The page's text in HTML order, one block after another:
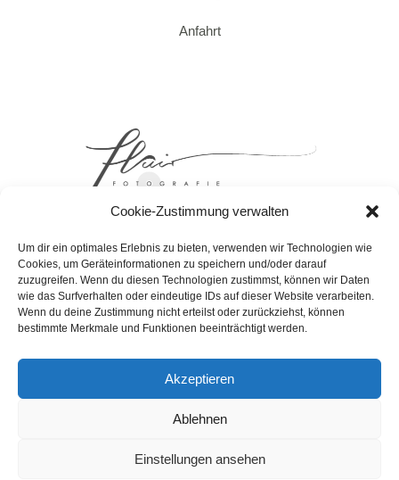
Cookie-Zustimmung verwalten
Um dir ein optimales Erlebnis zu bieten, verwenden wir Technologien wie
Cookies, um Geräteinformationen zu speichern und/oder darauf
zuzugreifen. Wenn du diesen Technologien zustimmst, können wir Daten
wie das Surfverhalten oder eindeutige IDs auf dieser Website verarbeiten.
Wenn du deine Zustimmung nicht erteilst oder zurückziehst, können
bestimmte Merkmale und Funktionen beeinträchtigt werden.
Akzeptieren
Ablehnen
Einstellungen ansehen
Anfahrt
DATENSCHUTZERKLAERUNG
COOKIE-RICHTLINIE (EU)
IMPRESSUM
AGB